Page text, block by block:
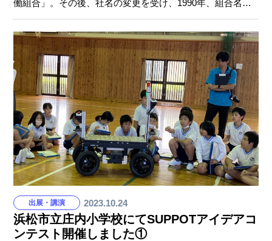
働組合」。その後、社名の変更を受け、1990年、組合名を
「ソミック石川労働組合」に改めています。 組合発足以降
から現在に至るまで、組合側と経営側は「労使協調路線」
と「相互信頼」を守り続けてきました。労使協調路線と
は、「組合と使用者（経営者）が協調・協力し、生産性向
上を図ることで利潤が増え、労働者の賃金や労働環境も向
上する」として、お互いが共存共栄をしようとする考え方
です。 労使でソミックの目指す姿を共有し、実現に向けて
必要な労働条件を協議してきた結果、賃金の改善、職場環
境の
出展・講演 2023.10.24
浜松市立庄内小学校にてSUPPOTアイデアコ
ンテスト開催しました①